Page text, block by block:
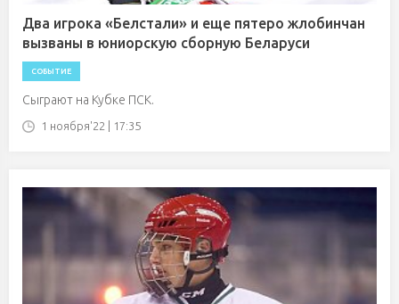
Два игрока «Белстали» и еще пятеро жлобинчан
вызваны в юниорскую сборную Беларуси
СОБЫТИЕ
Сыграют на Кубке ПСК.
1 ноября'22 | 17:35